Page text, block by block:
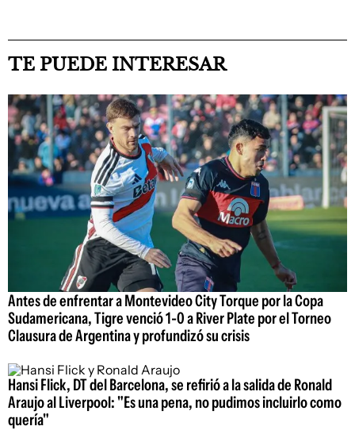
TE PUEDE INTERESAR
Antes de enfrentar a Montevideo City Torque por la Copa
Sudamericana, Tigre venció 1-0 a River Plate por el Torneo
Clausura de Argentina y profundizó su crisis
Hansi Flick, DT del Barcelona, se refirió a la salida de Ronald
Araujo al Liverpool: "Es una pena, no pudimos incluirlo como
quería"